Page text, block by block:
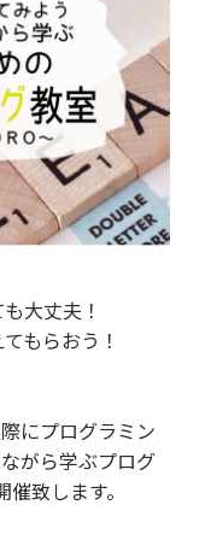
大丈夫！
もらおう！
にプログラミン
がら学ぶプログ
致します。